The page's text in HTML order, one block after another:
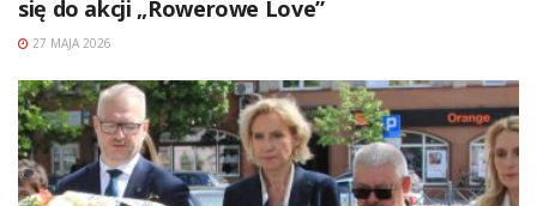
się do akcji „Rowerowe Love”
27 MAJA 2026